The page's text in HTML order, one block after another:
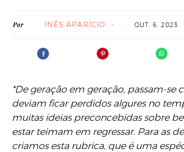
Por INÊS APARÍCIO OUT. 6. 2023
*De geração em geração, passam-se
deviam ficar perdidos algures no
muitas ideias preconcebidas sobre
estar teimam em regressar. Para as
criamos esta rubrica, que é uma